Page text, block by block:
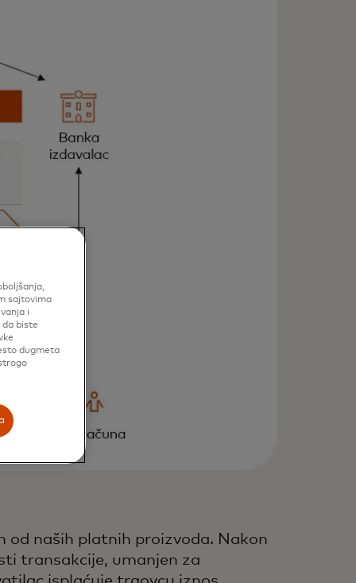
od naših platnih proizvoda. Nakon
transakcije, umanjen za
sajtovima
i
da biste
dugmeta